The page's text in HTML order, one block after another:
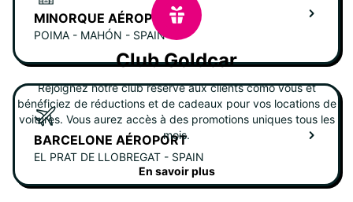
MINORQUE AÉROPORT
POIMA - MAHÓN - SPAIN
BARCELONE AÉROPORT
EL PRAT DE LLOBREGAT - SPAIN
Club Goldcar
Rejoignez notre club réservé aux clients como vous et
bénéficiez de réductions et de cadeaux pour vos locations de
voitures. Vous aurez accès à des promotions uniques tous les
mois.
En savoir plus